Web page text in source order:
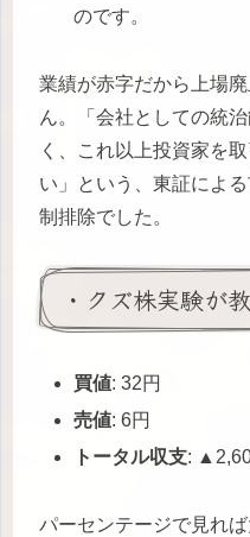
のです。
業績が赤字だから上場
ん。「会社としての統
く、これ以上投資家を
い」という、東証によ
制排除でした。
・クズ株実験が
買値: 32円
売値: 6円
トータル収支:
パーセンテージで見れ